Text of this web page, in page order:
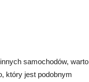
samochodów, warto
który jest podobnym